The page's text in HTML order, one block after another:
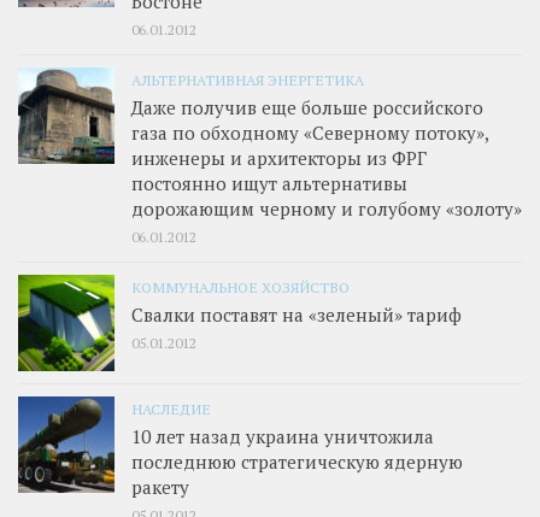
06.01.2012
АЛЬТЕРНАТИВНАЯ ЭНЕРГЕТИКА
Даже получив еще больше российского
газа по обходному «Северному потоку»,
инженеры и архитекторы из ФРГ
постоянно ищут альтернативы
дорожающим черному и голубому «золоту»
06.01.2012
КОММУНАЛЬНОЕ ХОЗЯЙСТВО
Свалки поставят на «зеленый» тариф
05.01.2012
НАСЛЕДИЕ
10 лет назад украина уничтожила
последнюю стратегическую ядерную
ракету